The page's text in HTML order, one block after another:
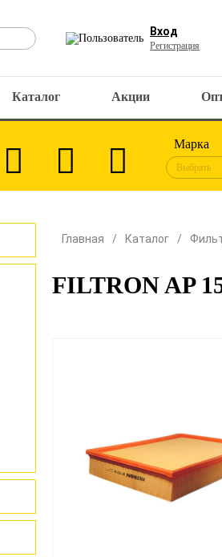
Вход
Регистрация
Каталог Акции
Марка
Выбрать
Главная Каталог
FILTRON AP